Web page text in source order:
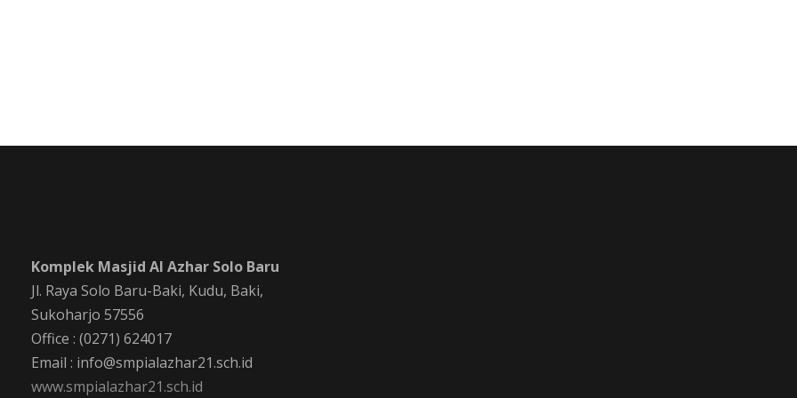
Komplek Masjid Al Azhar Solo Baru
Jl. Raya Solo Baru-Baki, Kudu, Baki,
Sukoharjo 57556
Office : (0271) 624017
Email : info@smpialazhar21.sch.id
www.smpialazhar21.sch.id